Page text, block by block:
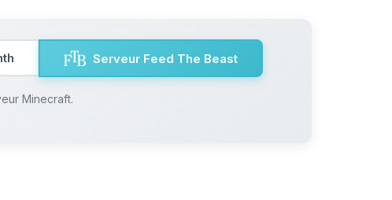
Serveur Feed The Beast
Minecraft.